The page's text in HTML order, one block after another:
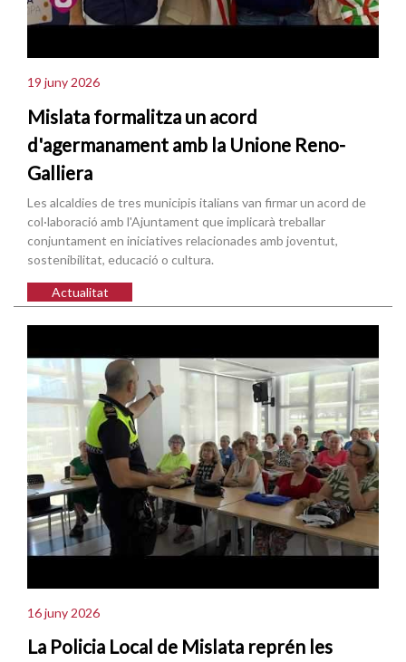
19 juny 2026
Mislata formalitza un acord
d'agermanament amb la Unione Reno-
Galliera
Les alcaldies de tres municipis italians van firmar un acord de
col·laboració amb l'Ajuntament que implicarà treballar
conjuntament en iniciatives relacionades amb joventut,
sostenibilitat, educació o cultura.
Actualitat
16 juny 2026
La Policia Local de Mislata reprén les